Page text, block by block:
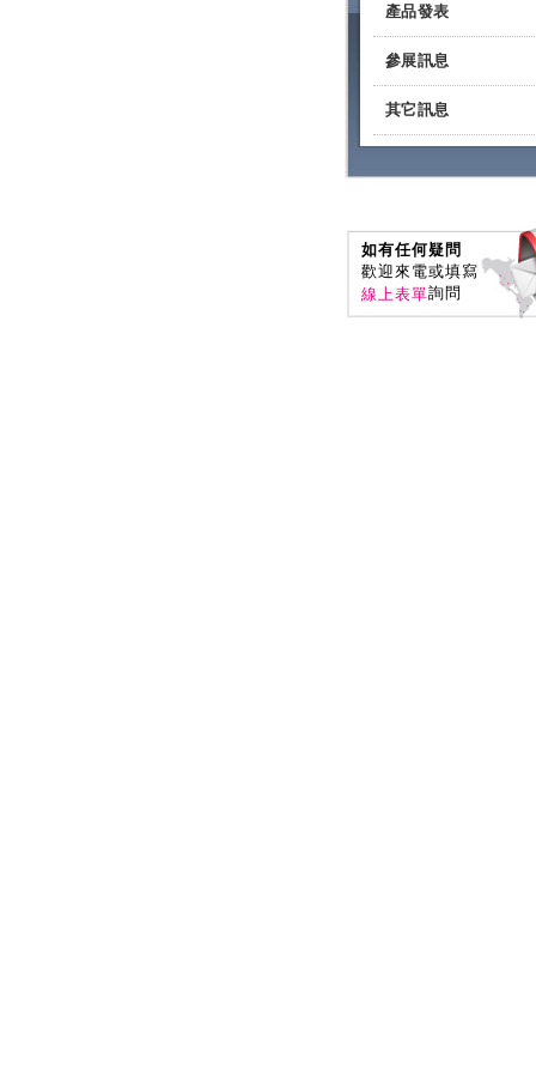
產品發表
參展訊息
其它訊息
如有任何疑問
歡迎來電或填寫
線上表單詢問